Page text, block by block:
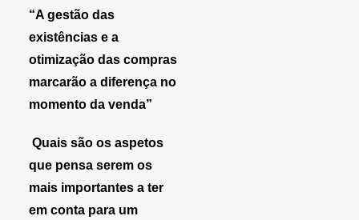
“A gestão das
existências e a
otimização das compras
marcarão a diferença no
momento da venda”
Quais são os aspetos
que pensa serem os
mais importantes a ter
em conta para um